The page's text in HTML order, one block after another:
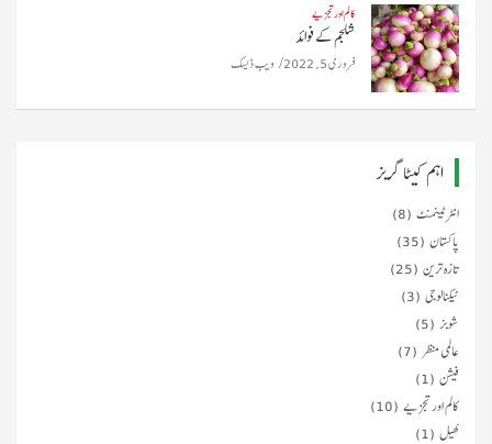
کالم اور تجزیے
شلجم کے فوائد
فروری 5, 2022 ویب ڈیسک
اہم کیٹا گریز
انٹرٹینمنٹ (8)
پاکستان (35)
تازہ ترین (25)
ٹیکنالوجی (3)
شوبز (5)
عالمی منظر (7)
فیشن (1)
کالم اور تجزیے (10)
کھیل (1)